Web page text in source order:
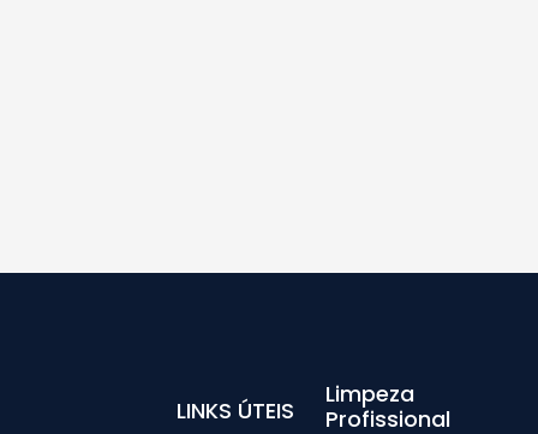
Limpeza
Profissional
LINKS ÚTEIS